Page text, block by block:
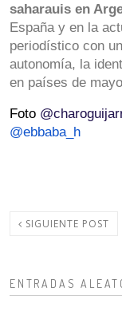
saharauis en
España y en la
periodístico con
autonomía, la
en países de
Foto
@ebbaba_h
SIGUIENTE POST
ENTRADAS